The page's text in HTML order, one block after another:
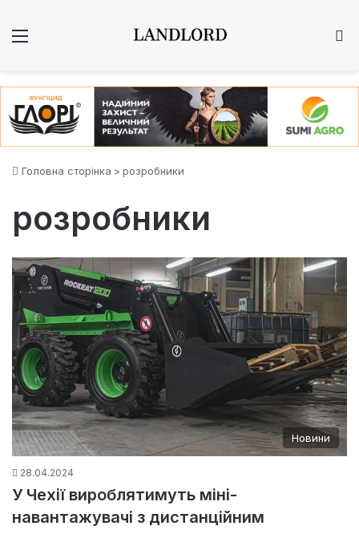
Головна сторінка > розробники
розробники
Новини
28.04.2024
У Чехії вироблятимуть міні-
навантажувачі з дистанційним